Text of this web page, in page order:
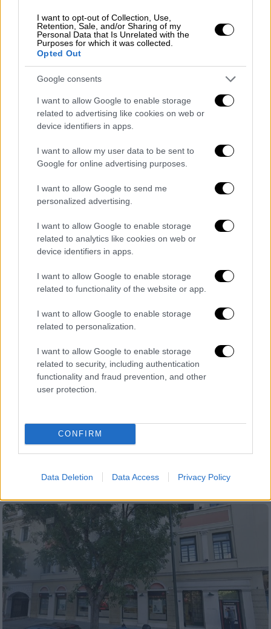
I want to opt-out of Collection, Use,
Retention, Sale, and/or Sharing of my
Personal Data that Is Unrelated with the
Purposes for which it was collected.
Opted Out
Google consents
I want to allow Google to enable storage
related to advertising like cookies on web or
device identifiers in apps.
I want to allow my user data to be sent to
Google for online advertising purposes.
I want to allow Google to send me
personalized advertising.
I want to allow Google to enable storage
related to analytics like cookies on web or
device identifiers in apps.
I want to allow Google to enable storage
related to functionality of the website or app.
I want to allow Google to enable storage
related to personalization.
I want to allow Google to enable storage
related to security, including authentication
functionality and fraud prevention, and other
user protection.
CONFIRM
Data Deletion Data Access Privacy Policy
Ελλάδα 29.04.2025 13:04
Βούτες: Το αργιλώδες υπέδαφος
ενοχοποιείται για τις καθιζήσεις - Το
συμβάν του 2019 και τι έλεγαν τότε οι
ειδικοί
Ο αντιπεριφερειάρχης Ηρακλείου μιλάει στο
ethnos.gr για τις εξελίξεις στις Βούτες, για
τα περιστατικά τα προηγούμενα χρόνια και
υποστηριχτούν οι 9 οικογένειες που
ξεσπιτώθηκαν
Ελλάδα|03.12.2024 08:35
- Κυκλοφοριακά προβλήματα στο κέντρο
της πόλης
Τροχαίας